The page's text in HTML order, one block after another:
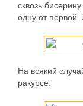
сквозь
одну от первой.
На всякий
ракурсе: